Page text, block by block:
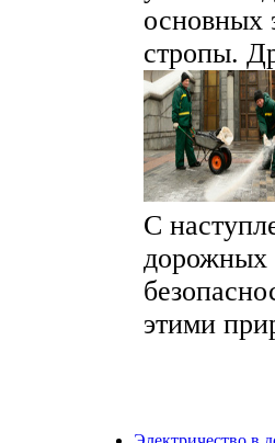
основных
стропы.
С
дорожных
этими